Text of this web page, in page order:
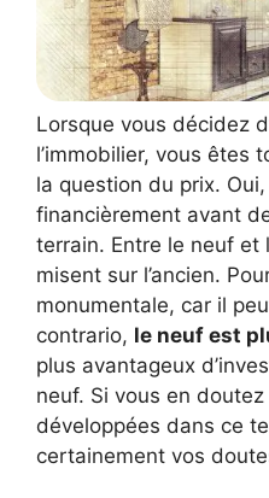
Lorsque vous décidez
l’immobilier, vous êtes
la question du prix.
financièrement avant
terrain. Entre le neuf et
misent sur l’ancien.
monumentale, car il
contrario, le neuf est
plus avantageux
neuf. Si vous en
développées dans ce
certainement vos